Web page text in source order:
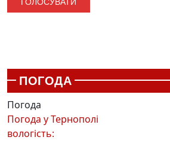
ПОГОДА
Погода
Погода уТернополі
вологість: